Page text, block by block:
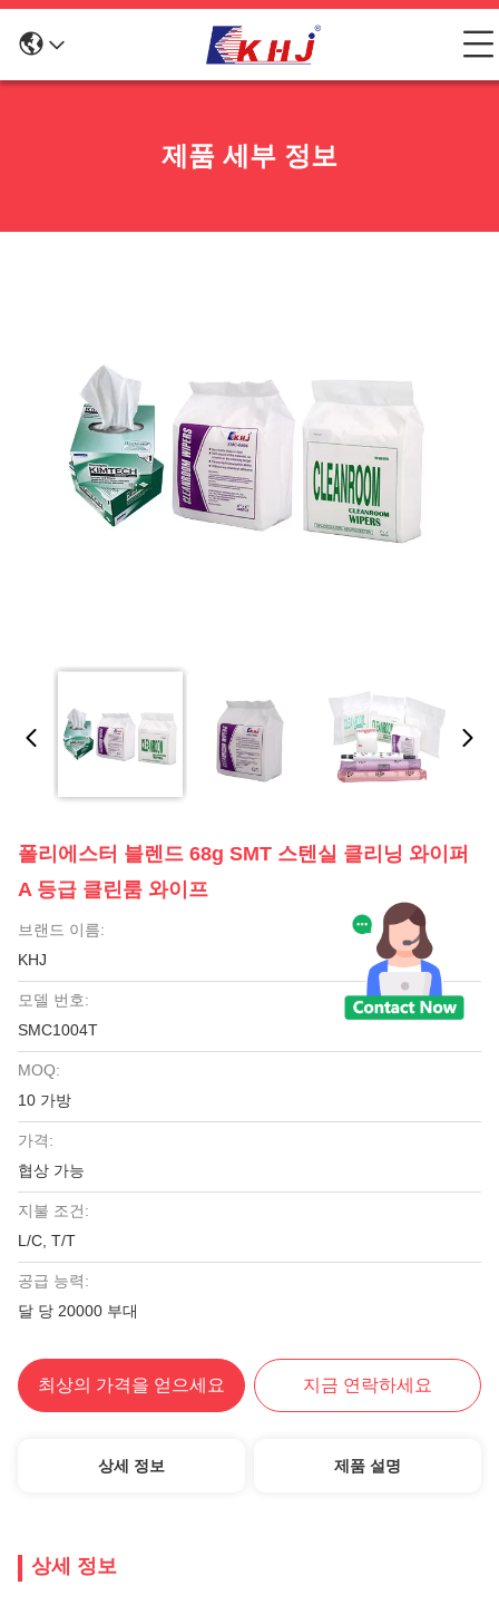
제품 세부 정보
폴리에스터 블렌드 68g SMT 스텐실 클리닝 와이퍼
A 등급 클린룸 와이프
브랜드 이름:
KHJ
모델 번호:
SMC1004T
MOQ:
10 가방
가격:
협상 가능
지불 조건:
L/C, T/T
공급 능력:
달 당 20000 부대
최상의 가격을 얻으세요 지금 연락하세요
상세 정보 제품 설명
상세 정보